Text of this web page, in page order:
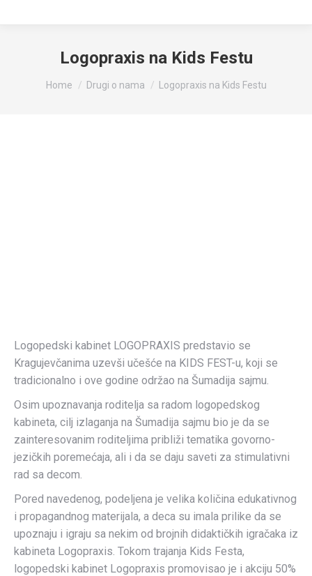
Logopraxis na Kids Festu
You are here:
Home Drugi o nama Logopraxis na Kids Festu
Logopedski kabinet LOGOPRAXIS predstavio se
Kragujevčanima uzevši učešće na KIDS FEST-u, koji se
tradicionalno i ove godine održao na Šumadija sajmu.
Osim upoznavanja roditelja sa radom logopedskog
kabineta, cilj izlaganja na Šumadija sajmu bio je da se
zainteresovanim roditeljima približi tematika govorno-
jezičkih poremećaja, ali i da se daju saveti za stimulativni
rad sa decom.
Pored navedenog, podeljena je velika količina edukativnog
i propagandnog materijala, a deca su imala prilike da se
upoznaju i igraju sa nekim od brojnih didaktičkih igračaka iz
kabineta Logopraxis. Tokom trajanja Kids Festa,
logopedski kabinet Logopraxis promovisao je i akciju 50%